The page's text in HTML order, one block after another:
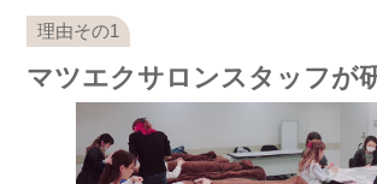
マツエクサロンスタッフが